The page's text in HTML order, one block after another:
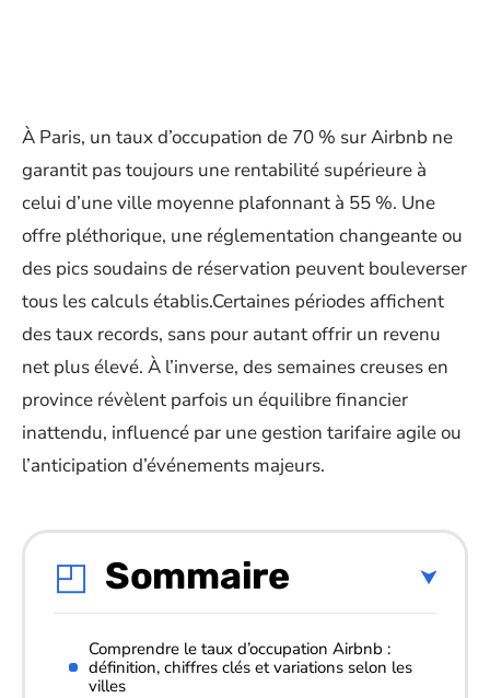
À Paris, un taux d’occupation de 70 % sur Airbnb ne
garantit pas toujours une rentabilité supérieure à
celui d’une ville moyenne plafonnant à 55 %. Une
offre pléthorique, une réglementation changeante ou
des pics soudains de réservation peuvent bouleverser
tous les calculs établis.Certaines périodes affichent
des taux records, sans pour autant offrir un revenu
net plus élevé. À l’inverse, des semaines creuses en
province révèlent parfois un équilibre financier
inattendu, influencé par une gestion tarifaire agile ou
l’anticipation d’événements majeurs.
Sommaire
Comprendre le taux d’occupation Airbnb :
définition, chiffres clés et variations selon les
villes